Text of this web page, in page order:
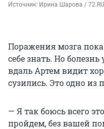
Источник: Ирина Шарова / 72.RU
Поражения мозга
себе знать. Но
вдаль Артем видит
сузились. Это одно
— Я так боюсь всего
пройдем, без вашей